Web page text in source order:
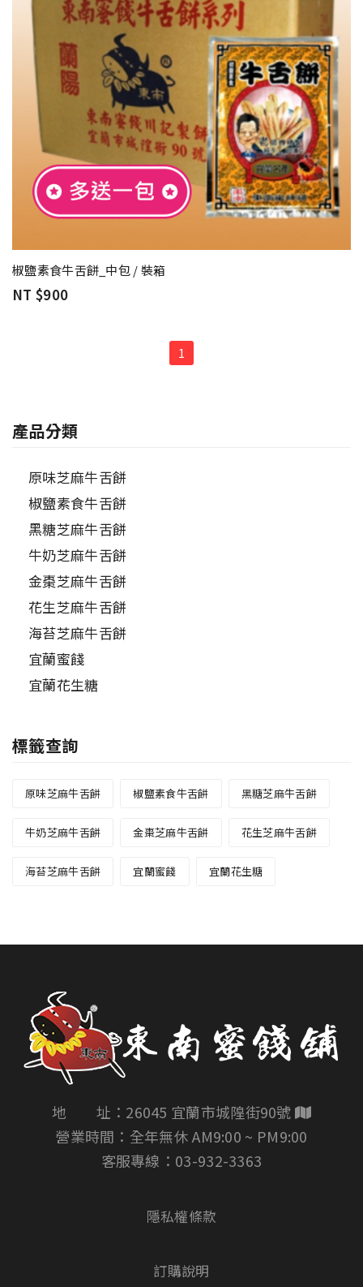
產品分類
原味芝麻牛舌餅
椒鹽素食牛舌餅
黑糖芝麻牛舌餅
牛奶芝麻牛舌餅
金棗芝麻牛舌餅
花生芝麻牛舌餅
海苔芝麻牛舌餅
宜蘭蜜餞
宜蘭花生糖
標籤查詢
原味芝麻牛舌餅 椒鹽素食牛舌餅 黑糖芝麻牛舌餅
牛奶芝麻牛舌餅 金棗芝麻牛舌餅 花生芝麻牛舌餅
海苔芝麻牛舌餅 宜蘭蜜餞 宜蘭花生糖
椒鹽素食牛舌餅_中包 / 裝箱
NT $900
1
地 址：26045 宜蘭市城隍街90號
營業時間：全年無休 AM9:00 ~ PM9:00
客服專線： 03-932-3363
隱私權條款
訂購說明